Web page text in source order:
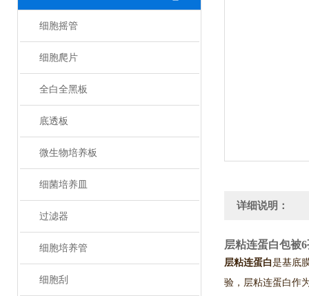
细胞摇管
细胞爬片
全白全黑板
底透板
微生物培养板
细菌培养皿
过滤器
细胞培养管
细胞刮
详细说明：
层粘连蛋白包被
层粘连蛋白是基底
验，层粘连蛋白作